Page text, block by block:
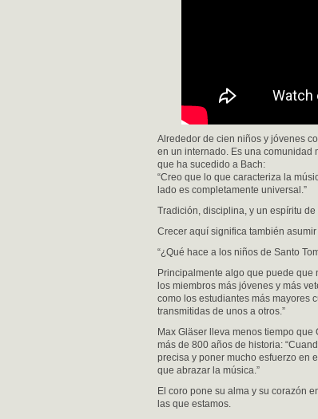
Alrededor de cien niños y jóvenes
en un internado. Es una comunidad
que ha sucedido a Bach:
“Creo que lo que caracteriza la
lado es completamente universal.”
Tradición, disciplina, y un espíritu
Crecer aquí significa también
“¿Qué hace a los niños de Santo
Principalmente algo que puede que
los miembros más jóvenes y más
como los estudiantes más mayores
transmitidas de unos a otros.”
Max Gläser lleva menos tiempo
más de 800 años de historia:
precisa y poner mucho esfuerzo en
que abrazar la música.”
El coro pone su alma y su corazón
las que estamos.